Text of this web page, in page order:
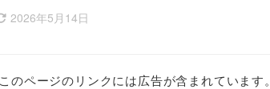
2026年5月14日
このページのリンクには広告が含まれています。